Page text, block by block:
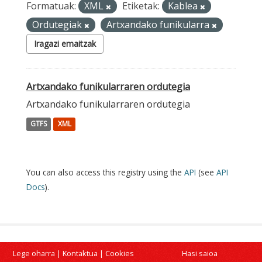
Formatuak: XML Etiketak:
Kablea
Ordutegiak
Artxandako funikularra
Iragazi emaitzak
Artxandako funikularraren ordutegia
Artxandako funikularraren ordutegia
GTFS XML
You can also access this registry using the API (see API
Docs).
Lege oharra | Kontaktua | Cookies Hasi saioa